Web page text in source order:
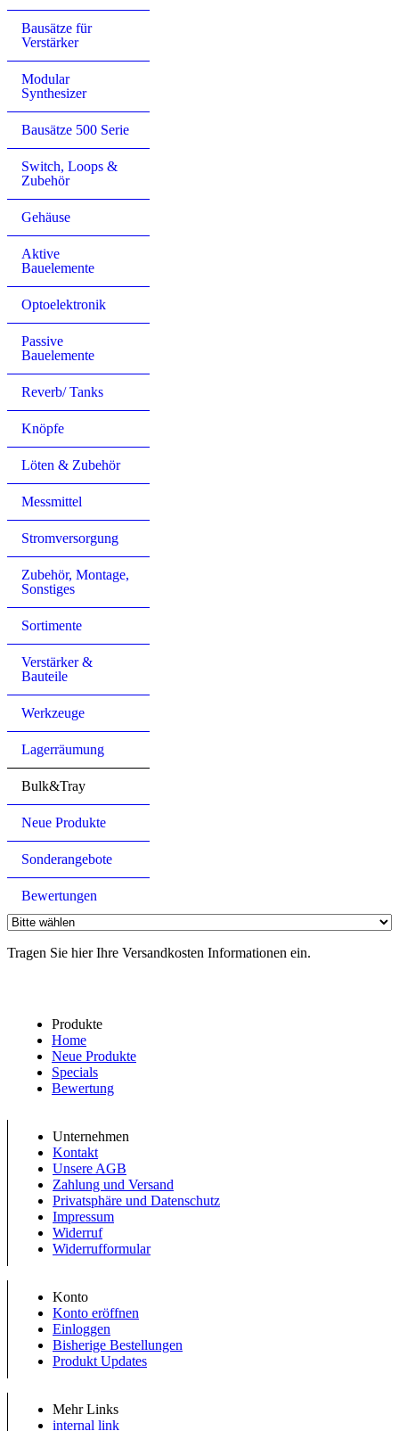
Bausätze für
Verstärker
Modular
Synthesizer
Bausätze 500 Serie
Switch, Loops &
Zubehör
Gehäuse
Aktive
Bauelemente
Optoelektronik
Passive
Bauelemente
Reverb/ Tanks
Knöpfe
Löten & Zubehör
Messmittel
Stromversorgung
Zubehör, Montage,
Sonstiges
Sortimente
Verstärker &
Bauteile
Werkzeuge
Lagerräumung
Bulk&Tray
Neue Produkte
Sonderangebote
Bewertungen
Tragen Sie hier Ihre Versandkosten Informationen ein.
Produkte
Home
Neue Produkte
Specials
Bewertung
Unternehmen
Kontakt
Unsere AGB
Zahlung und Versand
Privatsphäre und Datenschutz
Impressum
Widerruf
Widerrufformular
Konto
Konto eröffnen
Einloggen
Bisherige Bestellungen
Produkt Updates
Mehr Links
internal link